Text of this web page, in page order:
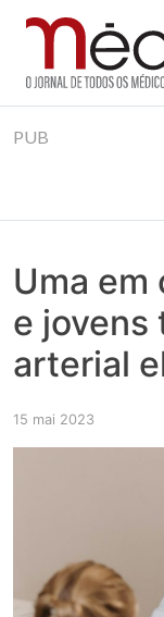
to
Jornal Médico
Médico – O
realmente contam!
PUB
Uma em
e jovens
arterial
15 mai 2023